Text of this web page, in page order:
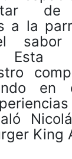
de
a la
sabor
Esta
King